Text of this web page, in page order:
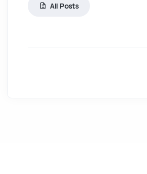
All Posts